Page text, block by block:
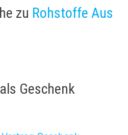
zu Rohstoffe Aus
Geschenk